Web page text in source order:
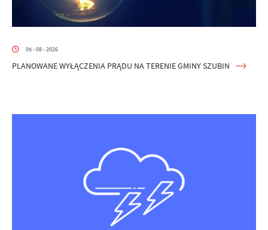
05 - 08 - 2026
PLANOWANE WYŁĄCZENIA PRĄDU NA TERENIE GMINY SZUBIN